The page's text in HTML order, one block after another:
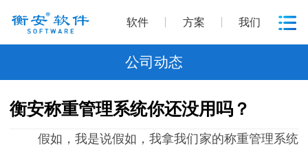
软件 方案 我们
公司动态
衡安称重管理系统你还没用吗？
假如，我是说假如，我拿我们家的称重管理系统